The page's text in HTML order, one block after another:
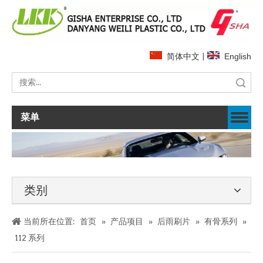
简体中文 | English
菜单
类别
当前所在位置: 首页 » 产品项目 » 后雨刷片 » 有骨系列
»
112 系列